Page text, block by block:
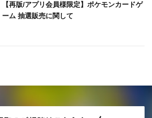
【再版/アプリ会員様限定】ポケモンカードゲ
ーム 抽選販売に関して